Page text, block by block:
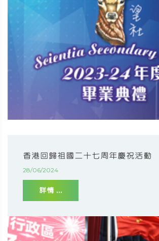
香港回歸祖國二十七周年慶祝活動
28/06/2024
詳情 ...